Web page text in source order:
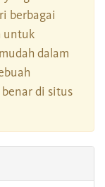
berbagai
untuk
dalam
di situs